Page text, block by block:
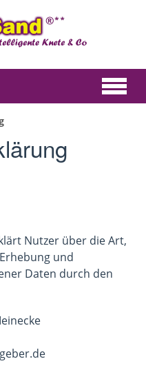
Nutzer über die Art,
und
Daten durch den